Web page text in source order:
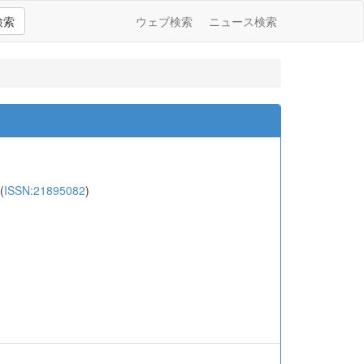
索 ウェブ検索 ニュース検索
(ISSN:21895082)